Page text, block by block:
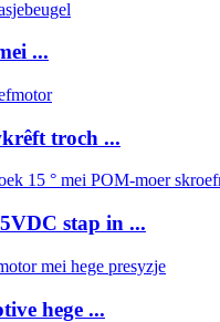
...
troch ...
stap in ...
hege ...